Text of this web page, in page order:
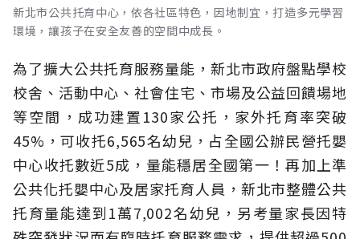
新北市公共托育中心，依各社區特色，因地制宜，打造多元學習
環境，讓孩子在安全友善的空間中成長。
為了擴大公共托育服務量能，新北市政府盤點學校
校舍、活動中心、社會住宅、市場及公益回饋場地
等空間，成功建置130家公托，家外托育率突破
45%，可收托6,565名幼兒，占全國公辦民營托嬰
中心收托數近5成，量能穩居全國第一！再加上準
公共化托嬰中心及居家托育人員，新北市整體公共
托育量能達到1萬7,002名幼兒，另考量家長因特